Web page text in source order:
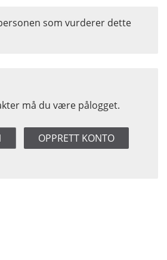
må du være pålogget.
OPPRETT KONTO
som vurderer dette